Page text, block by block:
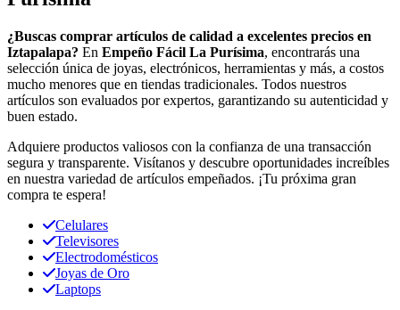
¿Buscas comprar artículos de calidad a excelentes precios en
Iztapalapa? En Empeño Fácil La Purísima, encontrarás una
selección única de joyas, electrónicos, herramientas y más, a costos
mucho menores que en tiendas tradicionales. Todos nuestros
artículos son evaluados por expertos, garantizando su autenticidad y
buen estado.
Adquiere productos valiosos con la confianza de una transacción
segura y transparente. Visítanos y descubre oportunidades increíbles
en nuestra variedad de artículos empeñados. ¡Tu próxima gran
compra te espera!
Celulares
Televisores
Electrodomésticos
Joyas de Oro
Laptops